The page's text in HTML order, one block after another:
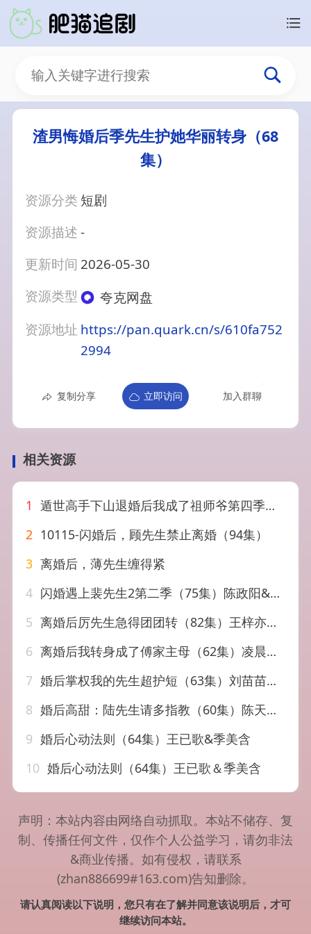
渣男悔婚后季先生护她华丽转身（68
集）
资源分类 短剧
资源描述-
更新时间 2026-05-30
资源类型
夸克网盘
资源地址 https://pan.quark.cn/s/610fa752
2994
复制分享 立即访问 加入群聊
相关资源
1 遁世高手下山退婚后我成了祖师爷第四季（93集）AI短剧
2 10115-闪婚后，顾先生禁止离婚（94集）
3 离婚后，薄先生缠得紧
4 闪婚遇上裴先生2第二季（75集）陈政阳&吴佳璐
5 离婚后厉先生急得团团转（82集）王梓亦&马倩倩
6 离婚后我转身成了傅家主母（62集）凌晨&虞彤彤
7 婚后掌权我的先生超护短（63集）刘苗苗&姜云蛟
8 婚后高甜：陆先生请多指教（60集）陈天晓＆曾和惠子
9 婚后心动法则（64集）王已歌&季美含
10 婚后心动法则（64集）王已歌＆季美含
声明：本站内容由网络自动抓取。本站不储存、复
制、传播任何文件，仅作个人公益学习，请勿非法
&商业传播。如有侵权，请联系
(zhan886699#163.com)告知删除。
请认真阅读以下说明，您只有在了解并同意该说明后，才可
继续访问本站。